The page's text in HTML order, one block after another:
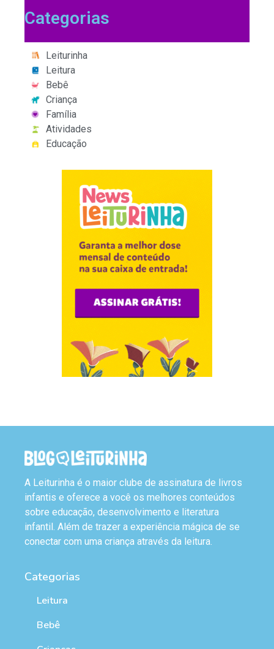
Categorias
Leiturinha
Leitura
Bebê
Criança
Família
Atividades
Educação
A Leiturinha é o maior clube de assinatura de livros
infantis e oferece a você os melhores conteúdos
sobre educação, desenvolvimento e literatura
infantil. Além de trazer a experiência mágica de se
conectar com uma criança através da leitura.
Categorias
Leitura
Bebê